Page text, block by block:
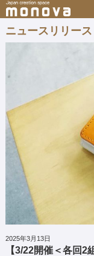
ニュースリリース
2025年3月13日
【3/22開催＜各回